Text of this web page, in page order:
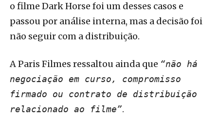
o filme Dark Horse foi um desses casos e
passou por análise interna, mas a decisão foi
não seguir com a distribuição.
A Paris Filmes ressaltou ainda que “não há
negociação em curso, compromisso
firmado ou contrato de distribuição
relacionado ao filme”.